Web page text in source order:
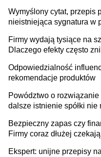
Wymyślony cytat, przepis
nieistniejąca sygnatura w
firmie
Firmy wydają tysiące na
Dlaczego efekty często
Odpowiedzialność
rekomendacje produktów
Powództwo o rozwiązanie
dalsze istnienie spółki nie
Bezpieczny zapas czy
Firmy coraz dłużej
Ekspert: unijne przepisy